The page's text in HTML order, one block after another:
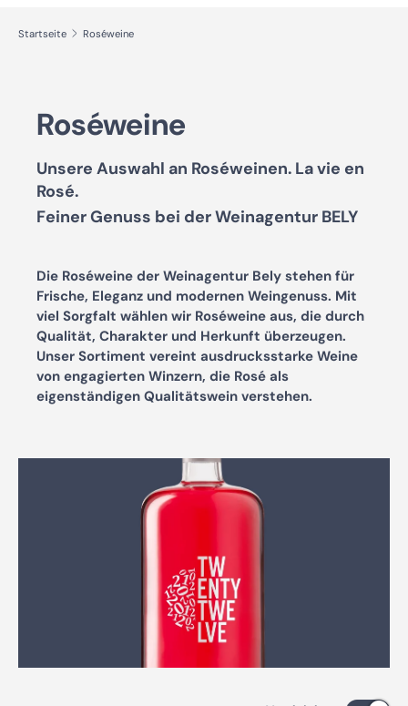
Startseite Roséweine
Roséweine
Unsere Auswahl an Roséweinen. La vie en
Rosé.
Feiner Genuss bei der Weinagentur BELY
Die Roséweine der Weinagentur Bely stehen für
Frische, Eleganz und modernen Weingenuss. Mit
viel Sorgfalt wählen wir Roséweine aus, die durch
Qualität, Charakter und Herkunft überzeugen.
Unser Sortiment vereint ausdrucksstarke Weine
von engagierten Winzern, die Rosé als
eigenständigen Qualitätswein verstehen.